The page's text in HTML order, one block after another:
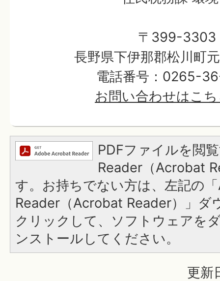
〒399-3303
長野県下伊那郡松川町
電話番号：0265-
お問い合わせはこ
PDFファイルを閲
Reader（Acrobat
す。お持ちでない方は、左記の
Reader（Acrobat Reader）」ダ
クリックして、ソフトウェアを
ンストールしてください。
更新